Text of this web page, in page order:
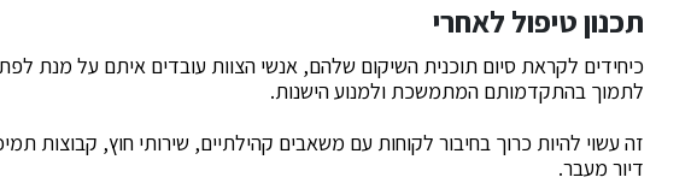
תכנון טיפול לאחרי
כיחידים לקראת סיום תוכנית השיקום שלהם, אנשי הצוות עובדים איתם על מנת
לתמוך בהתקדמותם המתמשכת ולמנוע הישנות.
זה עשוי להיות כרוך בחיבור לקוחות עם משאבים קהילתיים, שירותי חוץ, קבוצות
דיור מעבר.